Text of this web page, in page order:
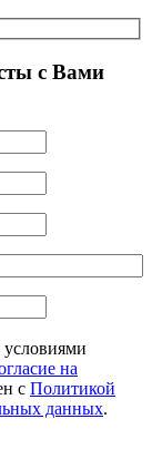
с Вами
условиями
на
с Политикой
данных.